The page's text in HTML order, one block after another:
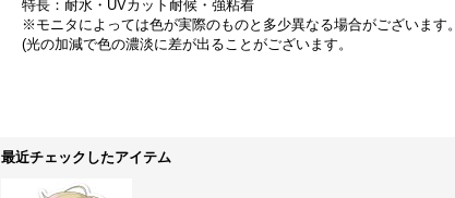
特長：耐水・UVカット耐候・強粘着
※モニタによっては色が実際のものと多少異なる場合がございます。
(光の加減で色の濃淡に差が出ることがございます。
最近チェックしたアイテム